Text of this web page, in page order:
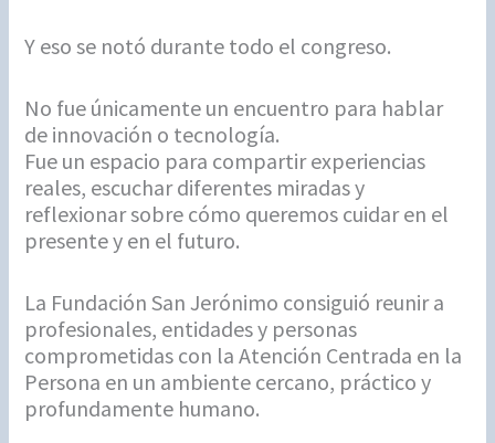
Y eso se notó durante todo el congreso.
No fue únicamente un encuentro para hablar
de innovación o tecnología.
Fue un espacio para compartir experiencias
reales, escuchar diferentes miradas y
reflexionar sobre cómo queremos cuidar en el
presente y en el futuro.
La Fundación San Jerónimo consiguió reunir a
profesionales, entidades y personas
comprometidas con la Atención Centrada en la
Persona en un ambiente cercano, práctico y
profundamente humano.